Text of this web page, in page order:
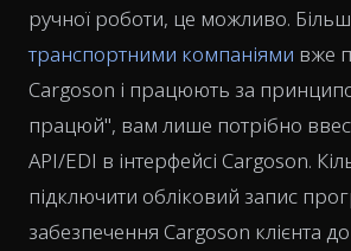
ручної роботи, це можливо.
транспортними компаніями вже
Cargoson і працюють за
працюй", вам лише потрібно
API/EDI в інтерфейсі Cargoson.
підключити обліковий запис
забезпечення Cargoson клієнта